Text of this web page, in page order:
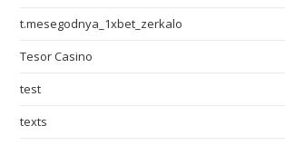
t.mesegodnya_1xbet_zerkalo
Tesor Casino
test
texts